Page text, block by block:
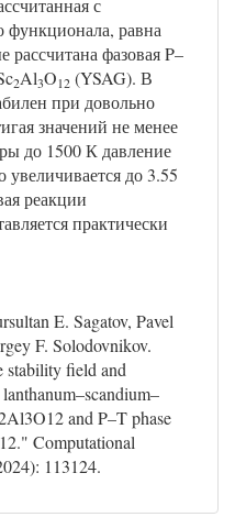
с
функционала, равна
фазовая P–
2Al3O12 (YSAG). В
при довольно
значений не менее
до 1500 К давление
увеличивается до 3.55
реакции
практически
E. Sagatov, Pavel
F. Solodovnikov.
stability field and
and P–T phase
Computational
113124.